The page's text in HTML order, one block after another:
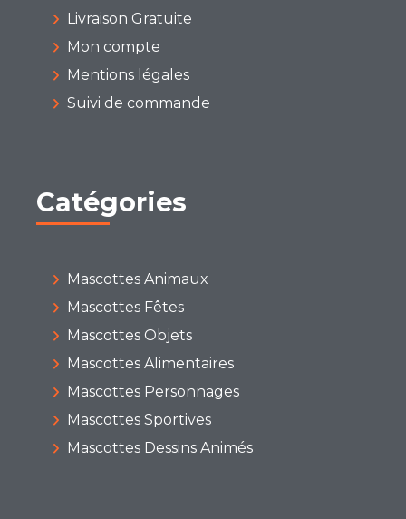
Livraison Gratuite
Mon compte
Mentions légales
Suivi de commande
Catégories
Mascottes Animaux
Mascottes Fêtes
Mascottes Objets
Mascottes Alimentaires
Mascottes Personnages
Mascottes Sportives
Mascottes Dessins Animés